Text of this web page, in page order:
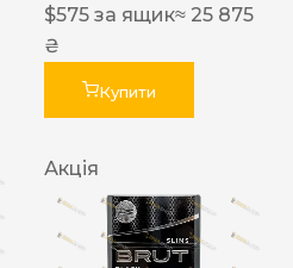
$575 за ящик≈ 25 875
₴
Купити
Акція